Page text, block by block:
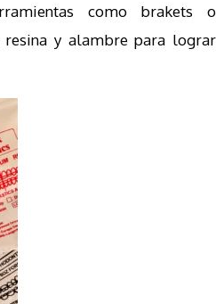
como brakets o
resina y alambre para lograr